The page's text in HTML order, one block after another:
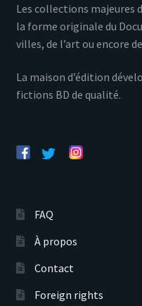
Les collections majeures
la forme originale du
villes, de l’art ou encore
La maison d’édition
fictions BD de qualité.
FAQ
À propos
Contact
Foreign rights